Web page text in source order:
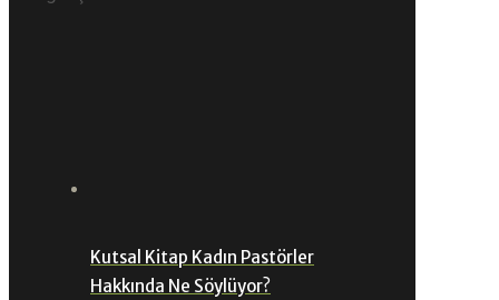
Kutsal Kitap Kadın Pastörler
Hakkında Ne Söylüyor?